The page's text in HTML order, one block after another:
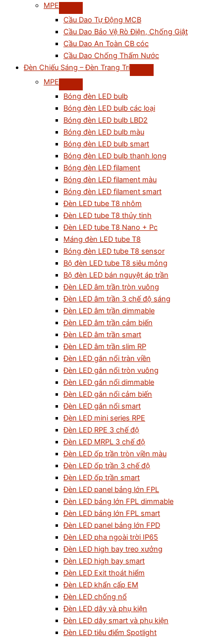
MPE
Cầu Dao Tự Động MCB
Cầu Dao Bảo Vệ Rò Điện, Chống Giật
Cầu Dao An Toàn CB cóc
Cầu Dao Chống Thấm Nước
Đèn Chiếu Sáng – Đèn Trang Trí
MPE
Bóng đèn LED bulb
Bóng đèn LED bulb các loại
Bóng đèn LED bulb LBD2
Bóng đèn LED bulb màu
Bóng đèn LED bulb smart
Bóng đèn LED bulb thanh long
Bóng đèn LED filament
Bóng đèn LED filament màu
Bóng đèn LED filament smart
Đèn LED tube T8 nhôm
Đèn LED tube T8 thủy tinh
Đèn LED tube T8 Nano + Pc
Máng đèn LED tube T8
Bóng đèn LED tube T8 sensor
Bộ đèn LED tube T8 siêu mỏng
Bộ đèn LED bán nguyệt áp trần
Đèn LED âm trần tròn vuông
Đèn LED âm trần 3 chế độ sáng
Đèn LED âm trần dimmable
Đèn LED âm trần cảm biến
Đèn LED âm trần smart
Đèn LED âm trần slim RP
Đèn LED gắn nổi tràn viền
Đèn LED gắn nổi tròn vuông
Đèn LED gắn nổi dimmable
Đèn LED gắn nổi cảm biến
Đèn LED gắn nổi smart
Đèn LED mini series RPE
Đèn LED RPE 3 chế độ
Đèn LED MRPL 3 chế độ
Đèn LED ốp trần tròn viền màu
Đèn LED ốp trần 3 chế độ
Đèn LED ốp trần smart
Đèn LED panel bảng lớn FPL
Đèn LED bảng lớn FPL dimmable
Đèn LED bảng lớn FPL smart
Đèn LED panel bảng lớn FPD
Đèn LED pha ngoài trời IP65
Đèn LED high bay treo xưởng
Đèn LED high bay smart
Đèn LED Exit thoát hiểm
Đèn LED khẩn cấp EM
Đèn LED chống nổ
Đèn LED dây và phụ kiện
Đèn LED dây smart và phụ kiện
Đèn LED tiêu điểm Spotlight